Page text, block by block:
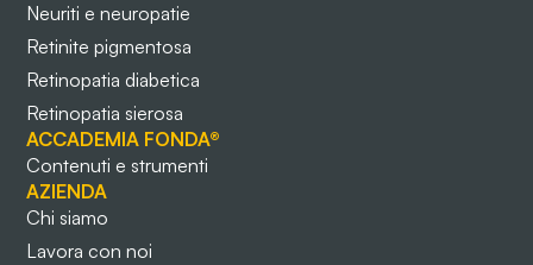
Neuriti e neuropatie
Retinite pigmentosa
Retinopatia diabetica
Retinopatia sierosa
ACCADEMIA FONDA®
Contenuti e strumenti
AZIENDA
Chi siamo
Lavora con noi